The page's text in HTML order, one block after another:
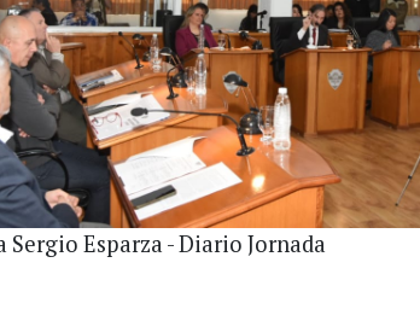
Esparza - Diario Jornada